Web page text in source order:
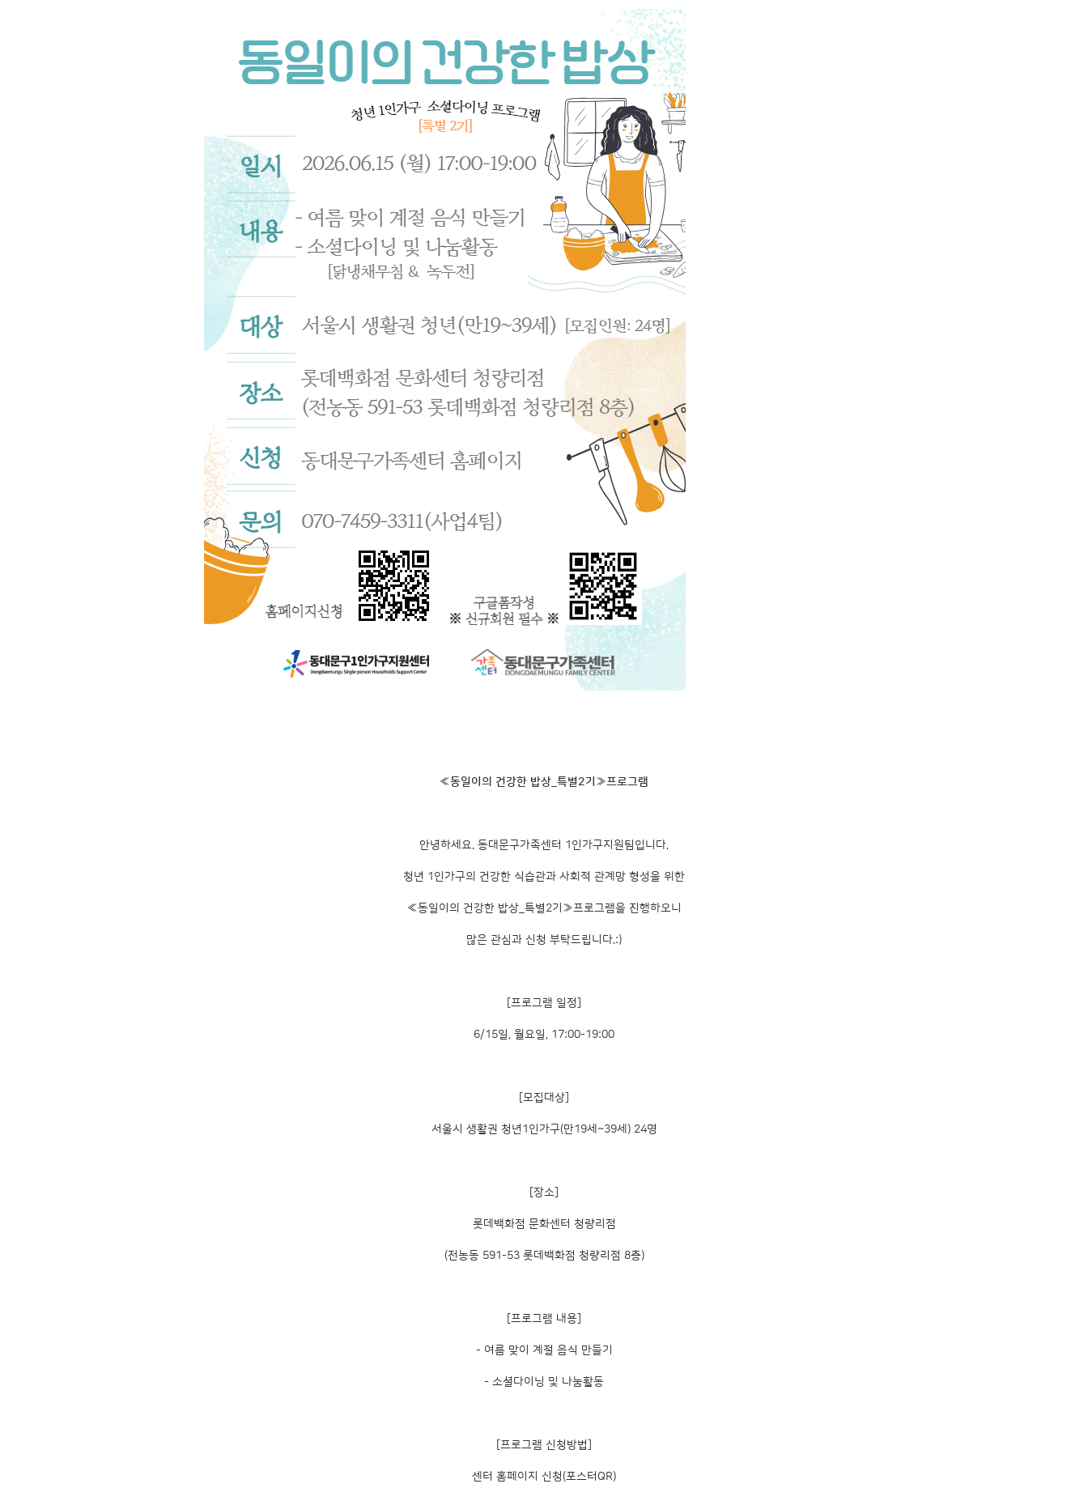
≪동일이의 건강한 밥상_특별2기≫프로그램
안녕하세요. 동대문구가족센터 1인가구지원팀입니다.
청년 1인가구의 건강한 식습관과 사회적 관계망 형성을 위한
≪동일이의 건강한 밥상_특별2기≫프로그램을 진행하오니
많은 관심과 신청 부탁드립니다.:)
[프로그램 일정]
6/15일, 월요일, 17:00-19:00
[모집대상]
서울시 생활권 청년1인가구(만19세~39세) 24명
[장소]
롯데백화점 문화센터 청량리점
(전농동 591-53 롯데백화점 청량리점 8층)
[프로그램 내용]
- 여름 맞이 계절 음식 만들기
- 소셜다이닝 및 나눔활동
[프로그램 신청방법]
센터 홈페이지 신청(포스터QR)